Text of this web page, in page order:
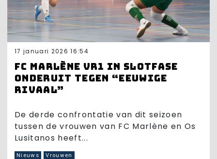
17 januari 2026 16:54
FC Marlène VR1 in slotfase
onderuit tegen “eeuwige
rivaal”
De derde confrontatie van dit seizoen
tussen de vrouwen van FC Marlène en Os
Lusitanos heeft...
Nieuws Vrouwen